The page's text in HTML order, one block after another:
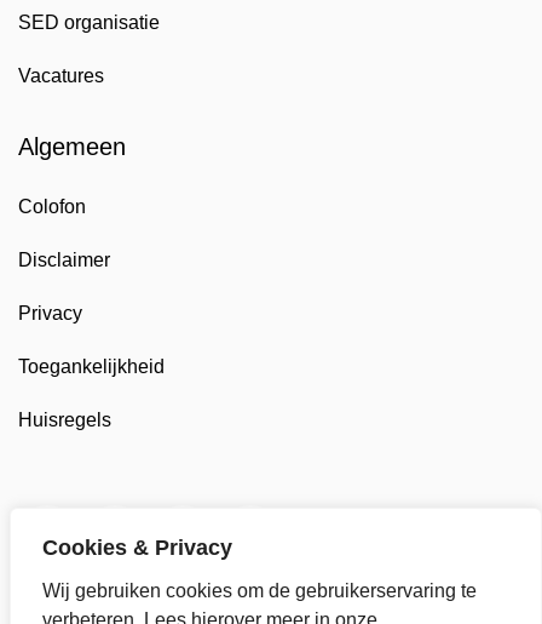
Cookies & Privacy
Wij gebruiken cookies om de gebruikerservaring te
verbeteren. Lees hierover meer in onze
SED organisatie
Vacatures
Algemeen
Colofon
Disclaimer
Privacy
Toegankelijkheid
Huisregels